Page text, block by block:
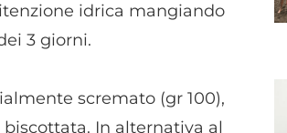
idrica mangiando
3 giorni.
scremato (gr 100),
In alternativa al